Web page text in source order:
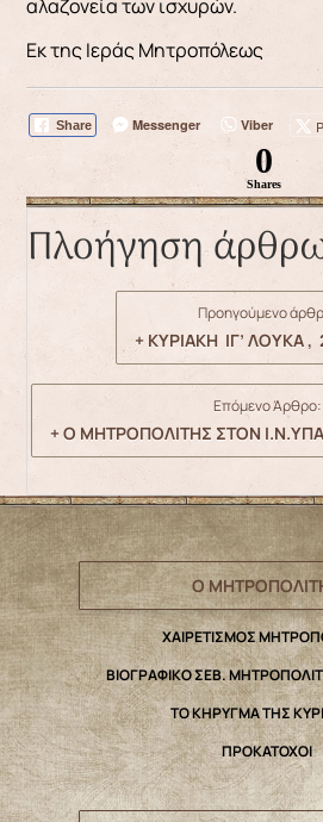
αλαζονεία των ισχυρών.
Εκ της Ιεράς Μητροπόλεως
Share Messenger Viber
0
Shares
Πλοήγηση
Προηγούμενο
+ ΚΥΡΙΑΚΗ ΙΓ’ ΛΟΥΚΑ ,
Επόμενο Άρθρο:
+ Ο ΜΗΤΡΟΠΟΛΙΤΗΣ ΣΤΟΝ
Ο
ΧΑΙΡΕΤΙΣΜΟΣ
ΒΙΟΓΡΑΦΙΚΟ ΣΕΒ.
ΤΟ ΚΗΡΥΓΜΑ ΤΗΣ
ΠΡΟΚΑΤΟΧΟΙ